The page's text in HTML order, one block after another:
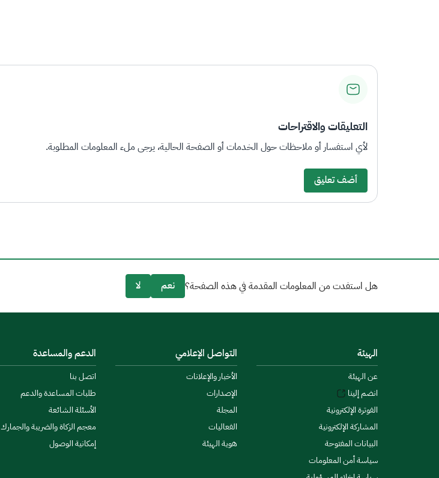
التعليقات والاقتراحات
لأي استفسار أو ملاحظات حول الخدمات أو الصفحة الحالية، يرجى ملء المعلومات المطلوبة.
أضف تعليق
هل استفدت من المعلومات المقدمة في هذه الصفحة؟ نعم لا
الهيئة
عن الهيئة
انضم إلينا
الفوترة الإلكترونية
المشاركة الإلكترونية
البيانات المفتوحة
سياسة أمن المعلومات
التواصل الإعلامي
الأخبار والإعلانات
الإصدارات
المجلة
الفعاليات
هوية الهيئة
الدعم والمساعدة
اتصل بنا
طلبات المساعدة والدعم
الأسئلة الشائعة
معجم الزكاة والضريبة والجمارك
إمكانية الوصول